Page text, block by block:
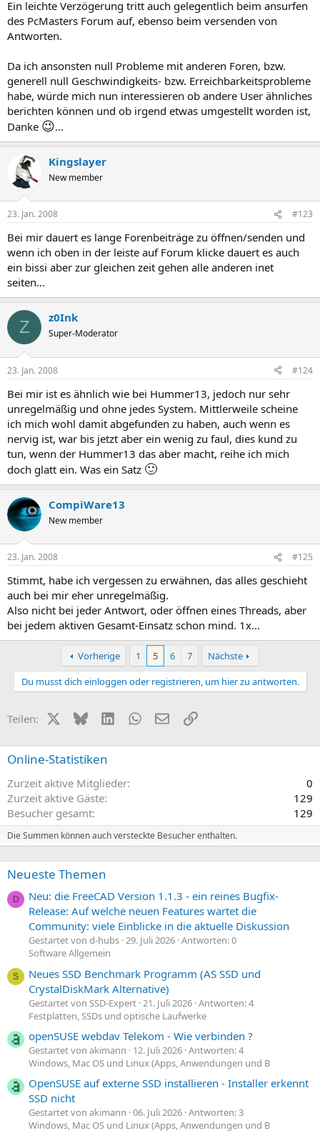
Ein leichte Verzögerung tritt auch gelegentlich beim ansurfen
des PcMasters Forum auf, ebenso beim versenden von
Antworten.
Da ich ansonsten null Probleme mit anderen Foren, bzw.
generell null Geschwindigkeits- bzw. Erreichbarkeitsprobleme
habe, würde mich nun interessieren ob andere User ähnliches
berichten können und ob irgend etwas umgestellt worden ist,
Danke 😉...
Kingslayer
New member
23. Jan. 2008 #123
Bei mir dauert es lange Forenbeiträge zu öffnen/senden und
wenn ich oben in der leiste auf Forum klicke dauert es auch
ein bissi aber zur gleichen zeit gehen alle anderen inet
seiten...
Z z0Ink
Super-Moderator
23. Jan. 2008 #124
Bei mir ist es ähnlich wie bei Hummer13, jedoch nur sehr
unregelmäßig und ohne jedes System. Mittlerweile scheine
ich mich wohl damit abgefunden zu haben, auch wenn es
nervig ist, war bis jetzt aber ein wenig zu faul, dies kund zu
tun, wenn der Hummer13 das aber macht, reihe ich mich
doch glatt ein. Was ein Satz 🙂
CompiWare13
New member
23. Jan. 2008 #125
Stimmt, habe ich vergessen zu erwähnen, das alles geschieht
auch bei mir eher unregelmäßig.
Also nicht bei jeder Antwort, oder öffnen eines Threads, aber
bei jedem aktiven Gesamt-Einsatz schon mind. 1x...
Vorherige 1 5 6 7
Nächste
Du musst dich einloggen oder registrieren, um hier zu antworten.
Teilen: X (Twitter)
BlueskyLinkedInWhatsApp
E-MailLink
Online-Statistiken
Zurzeit aktive Mitglieder
0
Zurzeit aktive Gäste
129
Besucher gesamt
129
Die Summen können auch versteckte Besucher enthalten.
Neueste Themen
D
Neu: die FreeCAD Version 1.1.3 - ein reines Bugfix-
Release: Auf welche neuen Features wartet die
Community: viele Einblicke in die aktuelle Diskussion
Gestartet von d-hubs 29. Juli 2026 Antworten: 0
Software Allgemein
S
Neues SSD Benchmark Programm (AS SSD und
CrystalDiskMark Alternative)
Gestartet von SSD-Expert 21. Juli 2026 Antworten: 4
Festplatten, SSDs und optische Laufwerke
openSUSE webdav Telekom - Wie verbinden ?
Gestartet von akimann 12. Juli 2026 Antworten: 4
Windows, Mac OS und Linux (Apps, Anwendungen und B
OpenSUSE auf externe SSD installieren - Installer erkennt
SSD nicht
Gestartet von akimann 06. Juli 2026 Antworten: 3
Windows, Mac OS und Linux (Apps, Anwendungen und B